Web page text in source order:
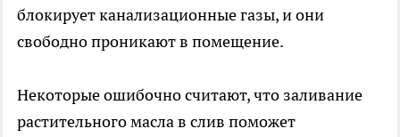
блокирует канализационные газы, и они
свободно проникают в помещение.
Некоторые ошибочно считают, что заливание
растительного масла в слив поможет